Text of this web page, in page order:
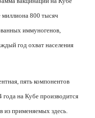
миллиона 800 тысяч
иммуногенов,
год охват населения
пять компонентов
года на Кубе производится
из применяемых здесь.